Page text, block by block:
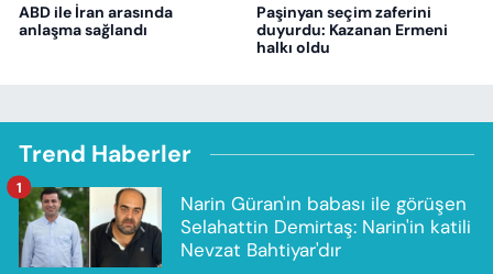
ABD ile İran arasında
anlaşma sağlandı
Paşinyan seçim zaferini
duyurdu: Kazanan Ermeni
halkı oldu
Trend Haberler
Narin Güran'ın babası ile görüşen
Selahattin Demirtaş: Narin'in katili
Nevzat Bahtiyar'dır
1